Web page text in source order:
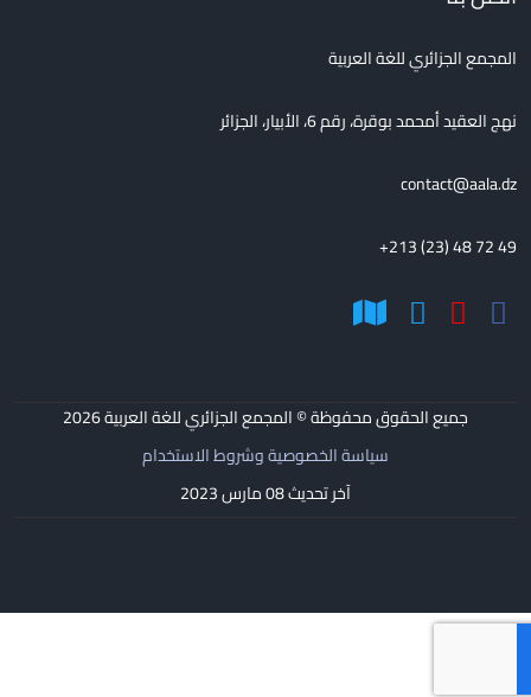
المجمع الجزائري للغة العربية
نهج العقيد أمحمد بوقرة، رقم 6، الأبيار، الجزائر
contact@aala.dz
+213 (23) 48 72 49
جميع الحقوق محفوظة © المجمع الجزائري للغة العربية2026
سياسة الخصوصية وشروط الاستخدام
آخر تحديث 08 مارس 2023